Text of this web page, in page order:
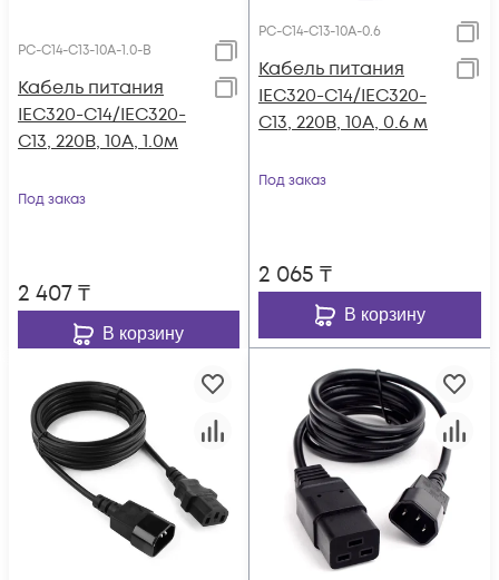
PC-C14-C13-10A-1.0-B
Кабель питания
IEC320-C14/IEC320-
C13, 220B, 10А, 1.0м
Под заказ
2 407₸
В корзину
PC-C14-C13-10A-0.6
Кабель питания
IEC320-C14/IEC320-
C13, 220B, 10А, 0.6 м
Под заказ
2 065 ₸
В корзину